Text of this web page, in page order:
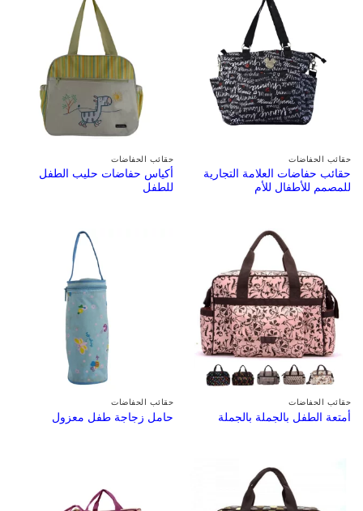
حقائب الحفاضات
حقائب حفاضات العلامة التجارية
للمصمم للأطفال للأم
حقائب الحفاضات
أكياس حفاضات حليب الطفل
للطفل
حقائب الحفاضات
أمتعة الطفل بالجملة بالجملة
حقائب الحفاضات
حامل زجاجة طفل معزول